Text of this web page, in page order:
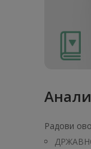
Радови